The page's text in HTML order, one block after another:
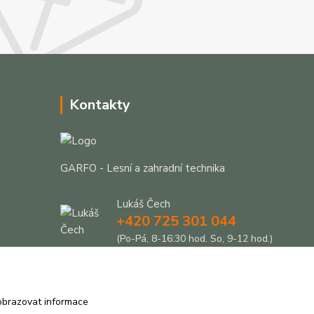
Kontakty
GARFO - Lesní a zahradní technika
Lukáš Čech
+420 725 301 044
(Po-Pá, 8-16:30 hod. So, 9-12 hod.)
informace